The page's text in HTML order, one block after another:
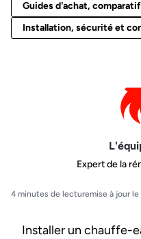
Guides d'achat,
Installation, sécurité et
Expert de la
4 minutes de lecturemise à jour le
Installer un chauffe-